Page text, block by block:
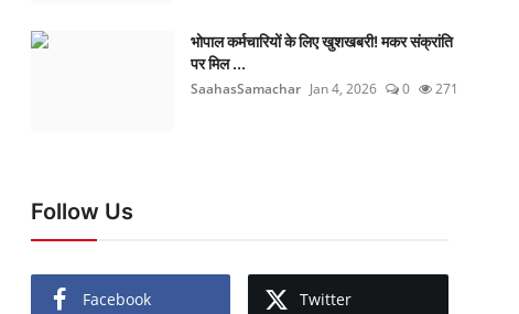
भोपाल कर्मचारियों के लिए खुशखबरी! मकर संक्रांति
पर मिल ...
SaahasSamachar Jan 4, 2026 0 271
Follow Us
Facebook Twitter